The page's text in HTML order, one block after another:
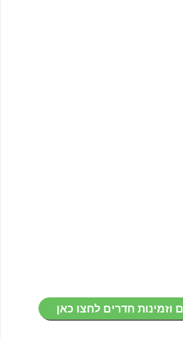
וזמינות חדרים לחצו כאן